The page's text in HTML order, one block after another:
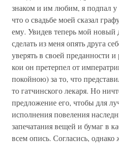
знаком и им любим, я подпал у
что о свадьбе моей сказал
ему. Увидев теперь мой новый
сделать из меня опять друга
уверять в своей преданности и
кои он претерпел от
покойною) за то, что
то гатчинского лекаря. Но
предложение его, чтобы для
исполнения повеления
запечатания вещей и бумаг в
всем опись. Согласись,